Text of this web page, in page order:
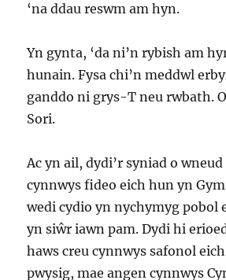
‘na ddau reswm am hyn.
Yn gynta, ‘da ni’n rybish am
hunain. Fysa chi’n meddwl
ganddo ni grys-T neu rwbath.
Sori.
Ac yn ail, dydi’r syniad o
cynnwys fideo eich hun yn
wedi cydio yn nychymyg pobol
yn siŵr iawn pam. Dydi hi
haws creu cynnwys safonol
pwysig, mae angen cynnwys